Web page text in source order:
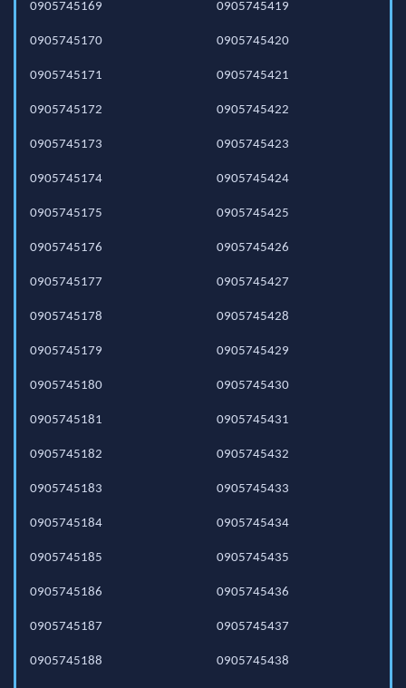
0905745169
0905745170
0905745171
0905745172
0905745173
0905745174
0905745175
0905745176
0905745177
0905745178
0905745179
0905745180
0905745181
0905745182
0905745183
0905745184
0905745185
0905745186
0905745187
0905745188
0905745419
0905745420
0905745421
0905745422
0905745423
0905745424
0905745425
0905745426
0905745427
0905745428
0905745429
0905745430
0905745431
0905745432
0905745433
0905745434
0905745435
0905745436
0905745437
0905745438